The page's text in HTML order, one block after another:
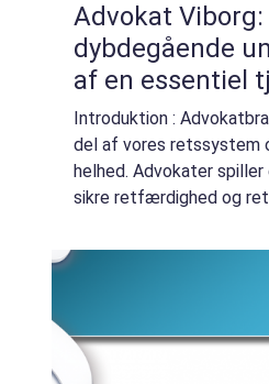
Advokat Viborg:
dybdegående
af en essentiel
Introduktion :
del af vores retssystem
helhed. Advokater
sikre retfærdighed og
vi udforske verdenen af